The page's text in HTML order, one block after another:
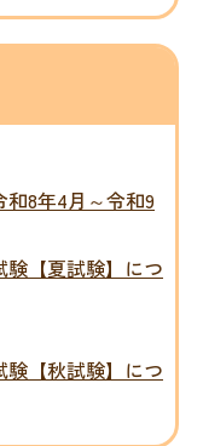
8年4月～令和9
【夏試験】につ
【秋試験】につ